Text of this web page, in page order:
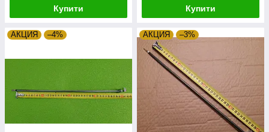
Купити Купити
АКЦИЯ –4% АКЦИЯ –3%